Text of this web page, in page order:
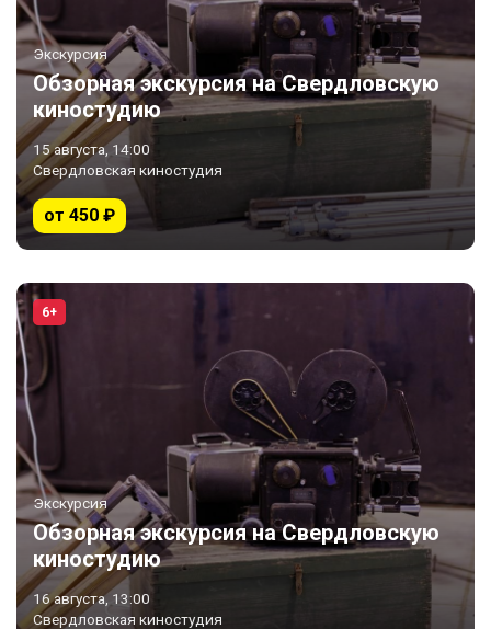
Экскурсия
Обзорная экскурсия на Свердловскую
киностудию
15 августа, 14:00
Свердловская киностудия
от 450 ₽
6+
Экскурсия
Обзорная экскурсия на Свердловскую
киностудию
16 августа, 13:00
Свердловская киностудия